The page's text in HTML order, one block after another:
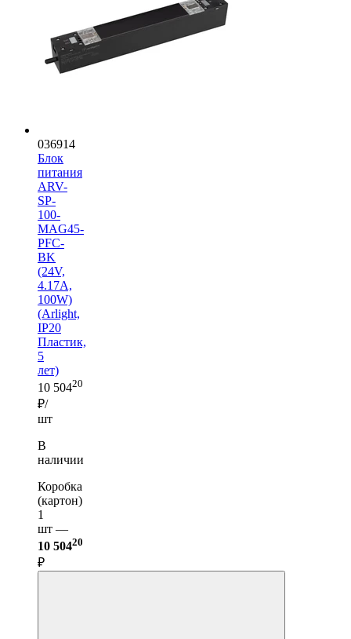
036914
Блок
питания
ARV-
SP-
100-
MAG45-
PFC-
BK
(24V,
4.17A,
100W)
(Arlight,
IP20
Пластик,
5
лет)
10 50420
₽/
шт
В
наличии
Коробка
(картон)
1
шт —
10 50420
₽